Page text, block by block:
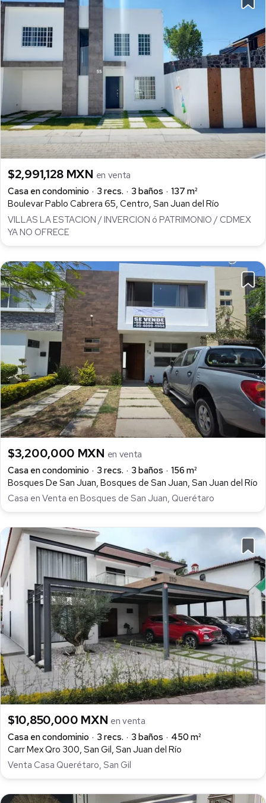
$2,991,128 MXN en venta
Casa en condominio
3 recs. 3 baños
137 m²
Boulevar Pablo Cabrera 65, Centro, San Juan del Río
VILLAS LA ESTACION / INVERCION ó PATRIMONIO / CDMEX
YA NO OFRECE
$3,200,000 MXN en venta
Casa en condominio
3 recs. 3 baños
156 m²
Bosques De San Juan, Bosques de San Juan, San Juan del Río
Casa en Venta en Bosques de San Juan, Querétaro
$10,850,000 MXN en venta
Casa en condominio
3 recs. 3 baños
450 m²
Carr Mex Qro 300, San Gil, San Juan del Río
Venta Casa Querétaro, San Gil